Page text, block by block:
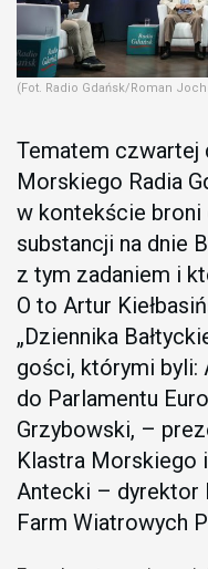
(Fot. Radio Gdańsk/Roman
Tematem czwartej
Morskiego Radia
w kontekście broni
substancji na dnie
z tym zadaniem i
O to Artur
„Dziennika
gości, którymi byli:
do Parlamentu
Grzybowski, –
Klastra Morskiego
Antecki – dyrektor
Farm Wiatrowych